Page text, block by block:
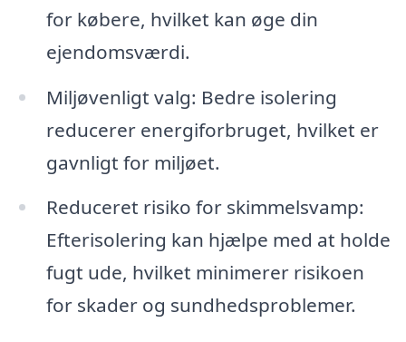
for købere, hvilket kan øge din
ejendomsværdi.
Miljøvenligt valg: Bedre isolering
reducerer energiforbruget, hvilket er
gavnligt for miljøet.
Reduceret risiko for skimmelsvamp:
Efterisolering kan hjælpe med at holde
fugt ude, hvilket minimerer risikoen
for skader og sundhedsproblemer.